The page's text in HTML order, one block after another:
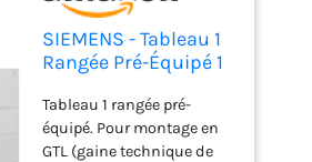
SIEMENS - Tableau 1
Rangée Pré-Équipé 1
Disjoncteurs
Tableau 1 rangée pré-
équipé. Pour montage en
GTL (gaine technique de